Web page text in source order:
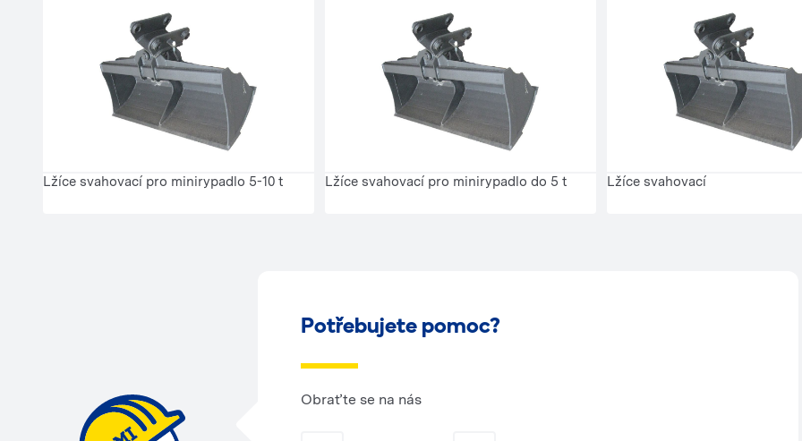
Lžíce svahovací pro minirypadlo 5-10 t Lžíce svahovací pro minirypadlo do 5 t Lžíce svahovací
Potřebujete pomoc?
Obraťte se na nás